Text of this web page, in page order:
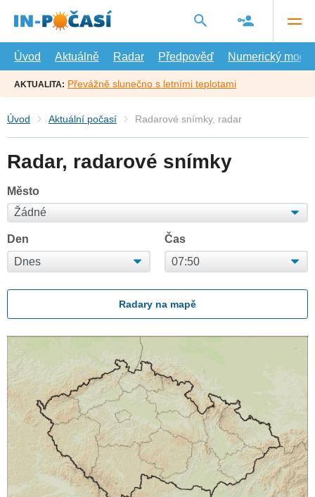
hlavní
Úvod
Aktuálně Radar Předpověď Numerický model
AKTUALITA: Převážně slunečno s letními teplotami
Úvod Aktuální počasí Radarové snímky, radar
Radar, radarové snímky
Město
Den Čas
Radary na mapě